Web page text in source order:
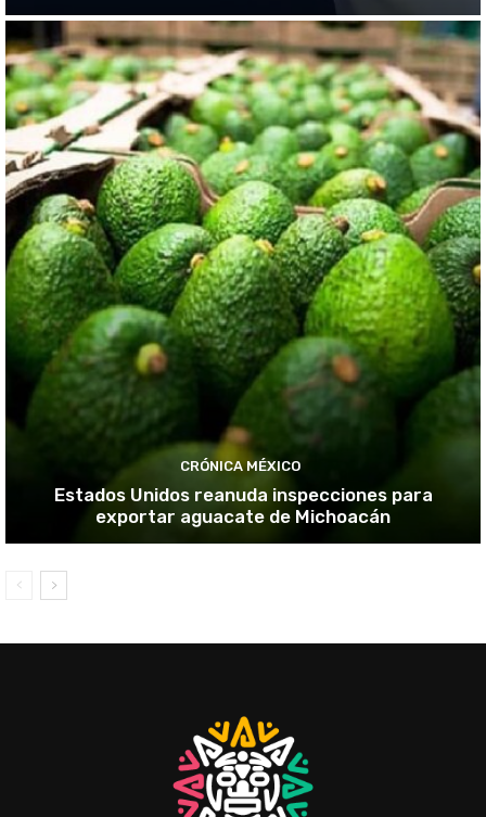
CRÓNICA MÉXICO
Estados Unidos reanuda inspecciones para
exportar aguacate de Michoacán